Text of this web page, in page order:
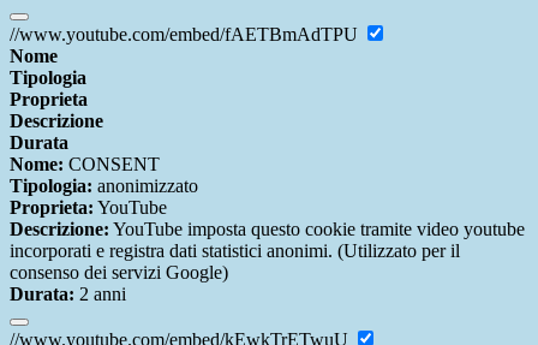
//www.youtube.com/embed/fAETBmAdTPU
Nome
Tipologia
Proprieta
Descrizione
Durata
Nome: CONSENT
Tipologia: anonimizzato
Proprieta: YouTube
Descrizione: YouTube imposta questo cookie tramite video youtube
incorporati e registra dati statistici anonimi. (Utilizzato per il
consenso dei servizi Google)
Durata: 2 anni
//www.youtube.com/embed/kEwkTrETwuU